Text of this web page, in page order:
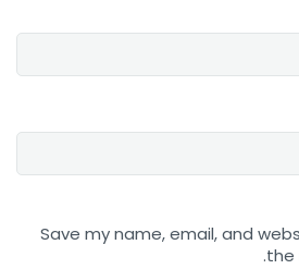
Save my name, email, and
the